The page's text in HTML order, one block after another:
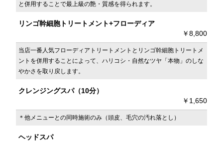
と併用することで最上級の艶・質感を得られます。
リンゴ幹細胞トリートメント+フローディア
￥8,800
当店一番人気フローディアトリートメントとリンゴ幹細胞トリートメ
ントを併用することによって、ハリコシ・自然なツヤ「本物」のしな
やかさを取り戻します。
クレンジングスパ（10分）
￥1,650
＊他メニューとの同時施術のみ（頭皮、毛穴の汚れ落とし）
ヘッドスパ